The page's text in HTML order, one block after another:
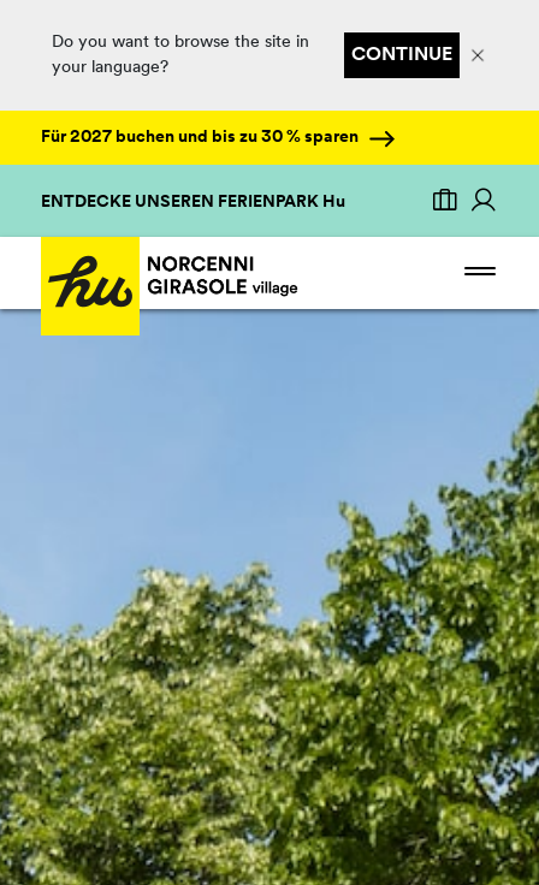
Do you want to browse the site in
your language?
CONTINUE
Für 2027 buchen und bis zu 30 % sparen
ENTDECKE UNSEREN FERIENPARK Hu